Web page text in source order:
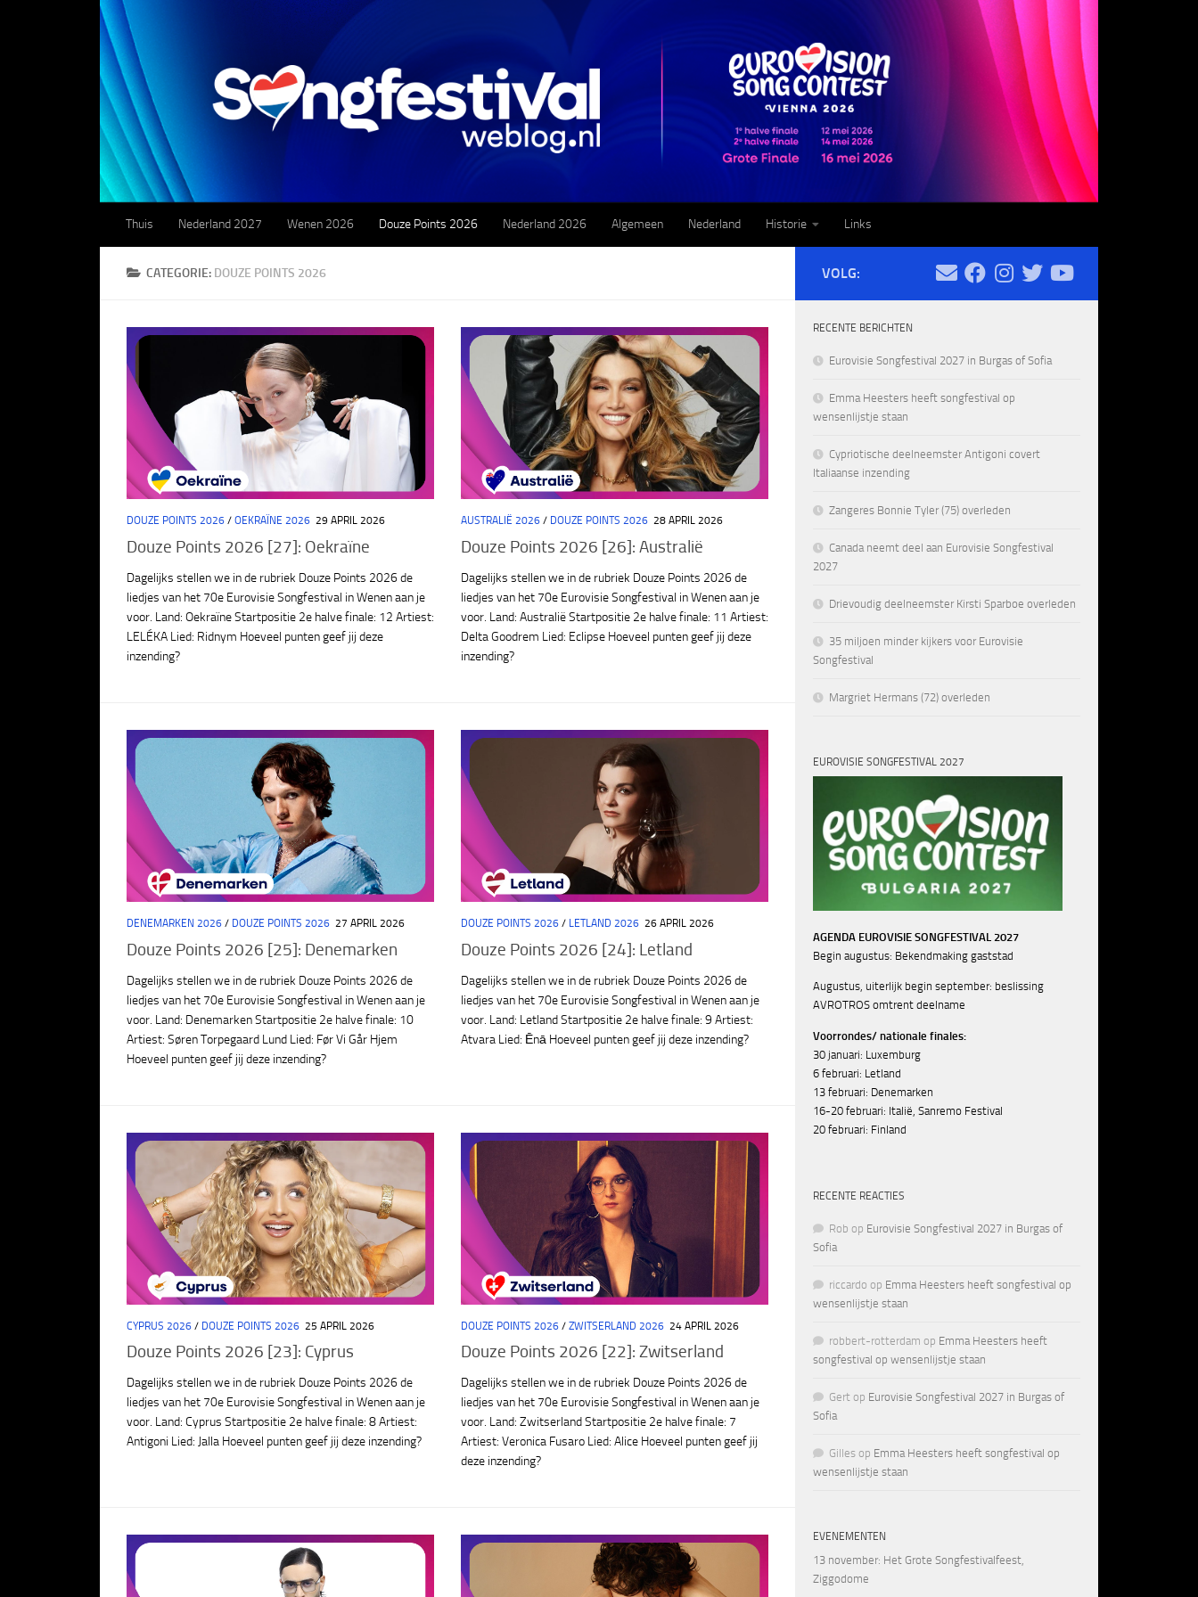
Doorgaan naar inhoud
Thuis Nederland 2027 Wenen 2026 Douze Points 2026 Nederland 2026 Algemeen Nederland Historie Links
CATEGORIE: DOUZE POINTS 2026
DOUZE POINTS 2026 / OEKRAÏNE 2026 29 APRIL 2026
Douze Points 2026 [27]: Oekraïne
Dagelijks stellen we in de rubriek Douze Points 2026 de
liedjes van het 70e Eurovisie Songfestival in Wenen aan je
voor. Land: Oekraïne Startpositie 2e halve finale: 12 Artiest:
LELÉKA Lied: Ridnym Hoeveel punten geef jij deze
inzending?
AUSTRALIË 2026 / DOUZE POINTS 2026 28 APRIL 2026
Douze Points 2026 [26]: Australië
Dagelijks stellen we in de rubriek Douze Points 2026 de
liedjes van het 70e Eurovisie Songfestival in Wenen aan je
voor. Land: Australië Startpositie 2e halve finale: 11 Artiest:
Delta Goodrem Lied: Eclipse Hoeveel punten geef jij deze
inzending?
DENEMARKEN 2026 / DOUZE POINTS 2026 27 APRIL 2026
Douze Points 2026 [25]: Denemarken
Dagelijks stellen we in de rubriek Douze Points 2026 de
liedjes van het 70e Eurovisie Songfestival in Wenen aan je
voor. Land: Denemarken Startpositie 2e halve finale: 10
Artiest: Søren Torpegaard Lund Lied: Før Vi Går Hjem
Hoeveel punten geef jij deze inzending?
DOUZE POINTS 2026 / LETLAND 2026 26 APRIL 2026
Douze Points 2026 [24]: Letland
Dagelijks stellen we in de rubriek Douze Points 2026 de
liedjes van het 70e Eurovisie Songfestival in Wenen aan je
voor. Land: Letland Startpositie 2e halve finale: 9 Artiest:
Atvara Lied: Ēnā Hoeveel punten geef jij deze inzending?
CYPRUS 2026 / DOUZE POINTS 2026 25 APRIL 2026
Douze Points 2026 [23]: Cyprus
Dagelijks stellen we in de rubriek Douze Points 2026 de
liedjes van het 70e Eurovisie Songfestival in Wenen aan je
voor. Land: Cyprus Startpositie 2e halve finale: 8 Artiest:
Antigoni Lied: Jalla Hoeveel punten geef jij deze inzending?
DOUZE POINTS 2026 / ZWITSERLAND 2026 24 APRIL 2026
Douze Points 2026 [22]: Zwitserland
Dagelijks stellen we in de rubriek Douze Points 2026 de
liedjes van het 70e Eurovisie Songfestival in Wenen aan je
voor. Land: Zwitserland Startpositie 2e halve finale: 7
Artiest: Veronica Fusaro Lied: Alice Hoeveel punten geef jij
deze inzending?
VOLG:
RECENTE BERICHTEN
Eurovisie Songfestival 2027 in Burgas of Sofia
Emma Heesters heeft songfestival op
wensenlijstje staan
Cypriotische deelneemster Antigoni covert
Italiaanse inzending
Zangeres Bonnie Tyler (75) overleden
Canada neemt deel aan Eurovisie Songfestival
2027
Drievoudig deelneemster Kirsti Sparboe overleden
35 miljoen minder kijkers voor Eurovisie
Songfestival
Margriet Hermans (72) overleden
EUROVISIE SONGFESTIVAL 2027
AGENDA EUROVISIE SONGFESTIVAL 2027
Begin augustus: Bekendmaking gaststad
Augustus, uiterlijk begin september: beslissing
AVROTROS omtrent deelname
Voorrondes/ nationale finales:
30 januari: Luxemburg
6 februari: Letland
13 februari: Denemarken
16-20 februari: Italië, Sanremo Festival
20 februari: Finland
RECENTE REACTIES
Rob op Eurovisie Songfestival 2027 in Burgas of
Sofia
riccardo op Emma Heesters heeft songfestival op
wensenlijstje staan
robbert-rotterdam op Emma Heesters heeft
songfestival op wensenlijstje staan
Gert op Eurovisie Songfestival 2027 in Burgas of
Sofia
Gilles op Emma Heesters heeft songfestival op
wensenlijstje staan
EVENEMENTEN
13 november: Het Grote Songfestivalfeest,
Ziggodome